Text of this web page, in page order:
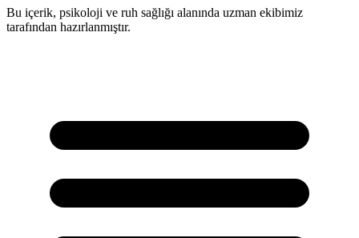
Bu içerik, psikoloji ve ruh sağlığı alanında uzman ekibimiz
tarafından hazırlanmıştır.